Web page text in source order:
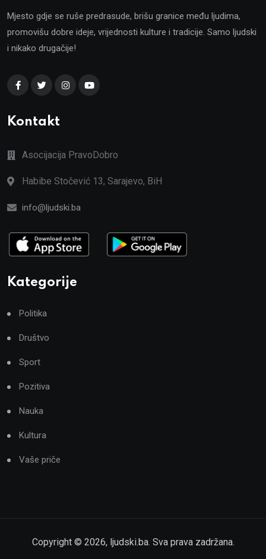
Mjesto gdje se ruše predrasude, brišu granice među ljudima,
promovišu dobre ideje, vrijednosti kulture i tradicije. Samo ljudski
i nikako drugačije!
Kontakt
Asocijacija PravoDobro
Habibe Stočević 13, Sarajevo, BiH
info@ljudski.ba
Kategorije
Politika
Društvo
Sport
Pozitiva
Nauka
Kultura
Vaše priče
Copyright © 2026, ljudski.ba. Sva prava zadržana.